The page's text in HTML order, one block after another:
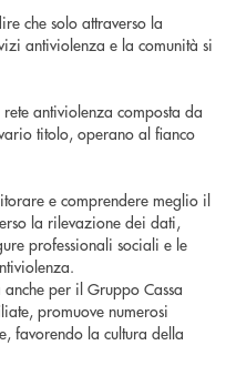
che solo attraverso la
antiviolenza e la comunità si
antiviolenza composta da
titolo, operano al fianco
e comprendere meglio il
la rilevazione dei dati,
professionali sociali e le
per il Gruppo Cassa
promuove numerosi
favorendo la cultura della